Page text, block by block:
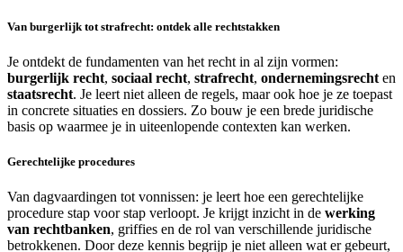
Van burgerlijk tot strafrecht: ontdek alle rechtstakken
Je ontdekt de fundamenten van het recht in al zijn vormen:
burgerlijk recht, sociaal recht, strafrecht, ondernemingsrecht en
staatsrecht. Je leert niet alleen de regels, maar ook hoe je ze toepast
in concrete situaties en dossiers. Zo bouw je een brede juridische
basis op waarmee je in uiteenlopende contexten kan werken.
Gerechtelijke procedures
Van dagvaardingen tot vonnissen: je leert hoe een gerechtelijke
procedure stap voor stap verloopt. Je krijgt inzicht in de werking
van rechtbanken, griffies en de rol van verschillende juridische
betrokkenen. Door deze kennis begrijp je niet alleen wat er gebeurt,